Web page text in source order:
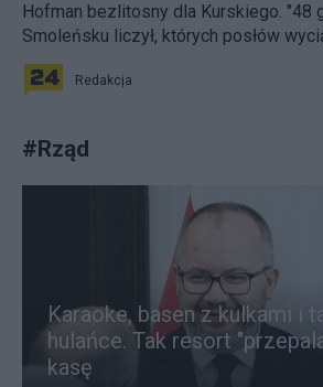
Hofman bezlitosny dla Kurskiego. "48
Smoleńsku liczył, których posłów
Redakcja
#Rząd
Karaoke, basen z kulkami i
hulańce. Tak resort
kasę